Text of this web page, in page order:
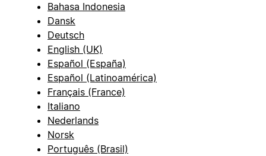
Bahasa Indonesia
Dansk
Deutsch
English (UK)
Español (España)
Español (Latinoamérica)
Français (France)
Italiano
Nederlands
Norsk
Português (Brasil)